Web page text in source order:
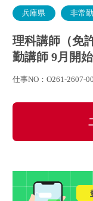
兵庫県 非常
理科講師（免
勤講師 9月開始
仕事NO：O261-2607-